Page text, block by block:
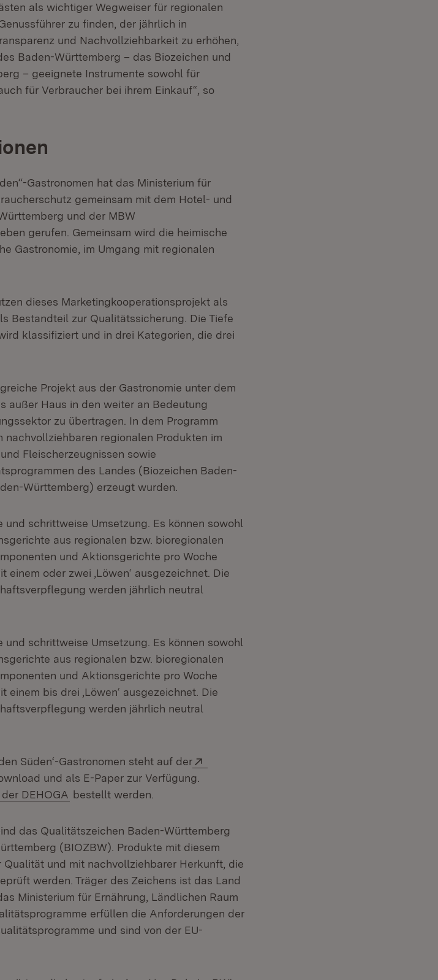
als wichtiger Wegweiser für regionalen
zu finden, der jährlich in
und Nachvollziehbarkeit zu erhöhen,
Baden-Württemberg – das Biozeichen und
– geeignete Instrumente sowohl für
für Verbraucher bei ihrem Einkauf“, so
Gastronomen hat das Ministerium für
gemeinsam mit dem Hotel- und
und der MBW
gerufen. Gemeinsam wird die heimische
Gastronomie, im Umgang mit regionalen
dieses Marketingkooperationsprojekt als
Bestandteil zur Qualitätssicherung. Die Tiefe
klassifiziert und in drei Kategorien, die drei
Projekt aus der Gastronomie unter dem
außer Haus in den weiter an Bedeutung
zu übertragen. In dem Programm
regionalen Produkten im
Fleischerzeugnissen sowie
des Landes (Biozeichen Baden-
Württemberg) erzeugt wurden.
schrittweise Umsetzung. Es können sowohl
aus regionalen bzw. bioregionalen
und Aktionsgerichte pro Woche
oder zwei ‚Löwen‘ ausgezeichnet. Die
werden jährlich neutral
schrittweise Umsetzung. Es können sowohl
aus regionalen bzw. bioregionalen
und Aktionsgerichte pro Woche
bis drei ‚Löwen‘ ausgezeichnet. Die
werden jährlich neutral
Süden‘-Gastronomen steht auf der
neuem Fenster)
und als E-Paper zur Verfügung.
DEHOGA (Öffnet in neuem Fenster)
bestellt werden.
das Qualitätszeichen Baden-Württemberg
(BIOZBW). Produkte mit diesem
und mit nachvollziehbarer Herkunft, die
werden. Träger des Zeichens ist das Land
Ministerium für Ernährung, Ländlichen Raum
erfüllen die Anforderungen der
und sind von der EU-